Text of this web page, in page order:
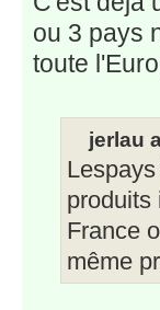
ou 3 pays
toute
jerlau
produits
France
même